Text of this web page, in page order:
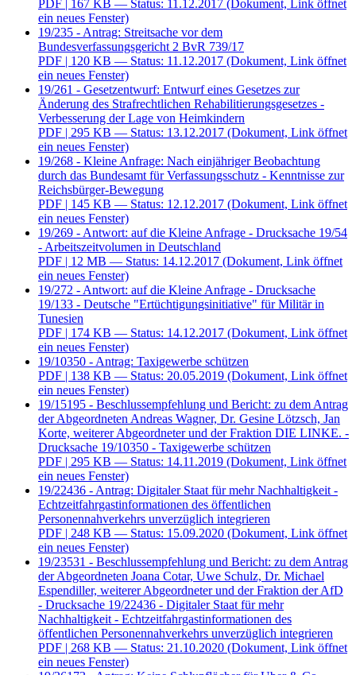
PDF | 167 KB — Status: 11.12.2017 (Dokument, Link öffnet
ein neues Fenster)
19/235 - Antrag: Streitsache vor dem
Bundesverfassungsgericht 2 BvR 739/17
PDF | 120 KB — Status: 11.12.2017 (Dokument, Link öffnet
ein neues Fenster)
19/261 - Gesetzentwurf: Entwurf eines Gesetzes zur
Änderung des Strafrechtlichen Rehabilitierungsgesetzes -
Verbesserung der Lage von Heimkindern
PDF | 295 KB — Status: 13.12.2017 (Dokument, Link öffnet
ein neues Fenster)
19/268 - Kleine Anfrage: Nach einjähriger Beobachtung
durch das Bundesamt für Verfassungsschutz - Kenntnisse zur
Reichsbürger-Bewegung
PDF | 145 KB — Status: 12.12.2017 (Dokument, Link öffnet
ein neues Fenster)
19/269 - Antwort: auf die Kleine Anfrage - Drucksache 19/54
- Arbeitszeitvolumen in Deutschland
PDF | 12 MB — Status: 14.12.2017 (Dokument, Link öffnet
ein neues Fenster)
19/272 - Antwort: auf die Kleine Anfrage - Drucksache
19/133 - Deutsche "Ertüchtigungsinitiative" für Militär in
Tunesien
PDF | 174 KB — Status: 14.12.2017 (Dokument, Link öffnet
ein neues Fenster)
19/10350 - Antrag: Taxigewerbe schützen
PDF | 138 KB — Status: 20.05.2019 (Dokument, Link öffnet
ein neues Fenster)
19/15195 - Beschlussempfehlung und Bericht: zu dem Antrag
der Abgeordneten Andreas Wagner, Dr. Gesine Lötzsch, Jan
Korte, weiterer Abgeordneter und der Fraktion DIE LINKE. -
Drucksache 19/10350 - Taxigewerbe schützen
PDF | 295 KB — Status: 14.11.2019 (Dokument, Link öffnet
ein neues Fenster)
19/22436 - Antrag: Digitaler Staat für mehr Nachhaltigkeit -
Echtzeitfahrgastinformationen des öffentlichen
Personennahverkehrs unverzüglich integrieren
PDF | 248 KB — Status: 15.09.2020 (Dokument, Link öffnet
ein neues Fenster)
19/23531 - Beschlussempfehlung und Bericht: zu dem Antrag
der Abgeordneten Joana Cotar, Uwe Schulz, Dr. Michael
Espendiller, weiterer Abgeordneter und der Fraktion der AfD
- Drucksache 19/22436 - Digitaler Staat für mehr
Nachhaltigkeit - Echtzeitfahrgastinformationen des
öffentlichen Personennahverkehrs unverzüglich integrieren
PDF | 268 KB — Status: 21.10.2020 (Dokument, Link öffnet
ein neues Fenster)